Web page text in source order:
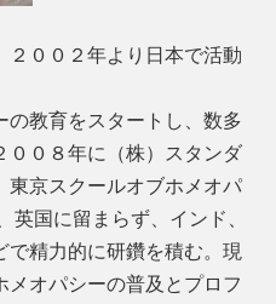
２００２年より日本で活動
の教育をスタートし、数多
００８年に（株）スタンダ
東京スクールオブホメオパ
英国に留まらず、インド、
で精力的に研鑽を積む。現
オパシーの普及とプロフ